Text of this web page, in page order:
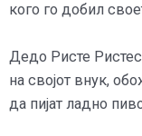
кого го добил
Дедо Ристе
на својот внук,
да пијат ладно